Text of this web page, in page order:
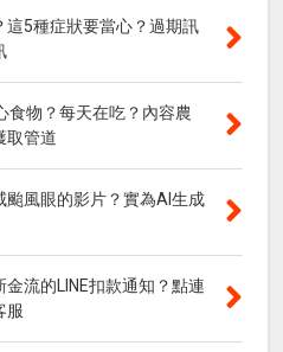
這5種症狀要當心？過期訊
食物？每天在吃？內容農
取管道
颱風眼的影片？實為AI生成
金流的LINE扣款通知？點連
服